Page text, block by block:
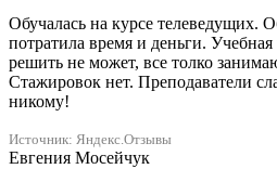
Обучалась на курсе телеведущих.
потратила время и деньги.
решить не может, все толко
Стажировок нет. Преподаватели
никому!
Источник: Яндекс.Отзывы
Евгения Мосейчук